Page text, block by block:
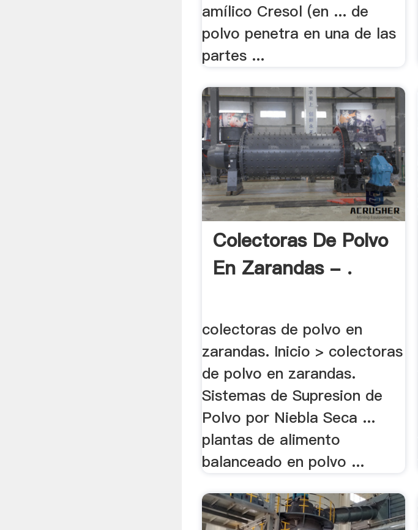
amílico Cresol (en ... de
polvo penetra en una de las
partes ...
Colectoras De Polvo
En Zarandas - .
colectoras de polvo en
zarandas. Inicio > colectoras
de polvo en zarandas.
Sistemas de Supresion de
Polvo por Niebla Seca ...
plantas de alimento
balanceado en polvo ...